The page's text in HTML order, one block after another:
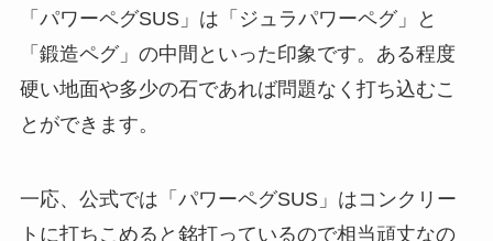
「パワーペグSUS」は「ジュラパワーペグ」と
「鍛造ペグ」の中間といった印象です。ある程度
硬い地面や多少の石であれば問題なく打ち込むこ
とができます。
一応、公式では「パワーペグSUS」はコンクリー
トに打ちこめると銘打っているので相当頑丈なの